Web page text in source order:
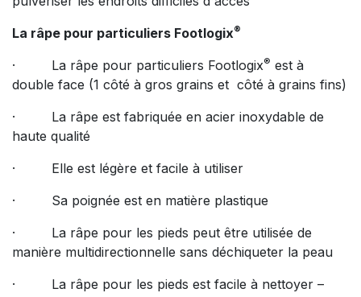
La râpe pour particuliers Footlogix®
· La râpe pour particuliers Footlogix® est à
double face (1 côté à gros grains et côté à grains fins)
· La râpe est fabriquée en acier inoxydable de
haute qualité
· Elle est légère et facile à utiliser
· Sa poignée est en matière plastique
· La râpe pour les pieds peut être utilisée de
manière multidirectionnelle sans déchiqueter la peau
· La râpe pour les pieds est facile à nettoyer –